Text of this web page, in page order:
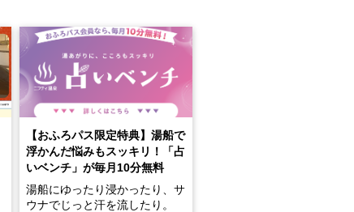
【おふろパス限定特典】湯船で
浮かんだ悩みもスッキリ！「占
いベンチ」が毎月10分無料
湯船にゆったり浸かったり、サ
ウナでじっと汗を流したり。